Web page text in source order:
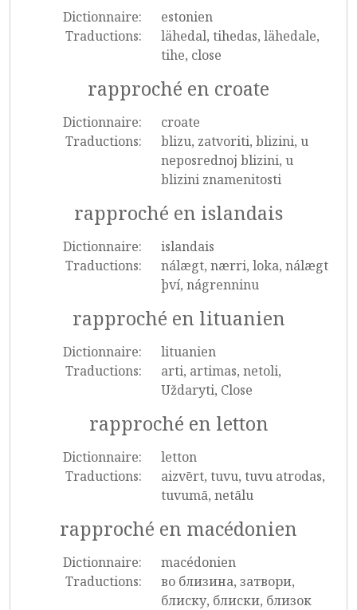
Dictionnaire:
estonien
Traductions:
lähedal, tihedas, lähedale,
tihe, close
rapproché en croate
Dictionnaire:
croate
Traductions:
blizu, zatvoriti, blizini, u
neposrednoj blizini, u
blizini znamenitosti
rapproché en islandais
Dictionnaire:
islandais
Traductions:
nálægt, nærri, loka, nálægt
því, nágrenninu
rapproché en lituanien
Dictionnaire:
lituanien
Traductions:
arti, artimas, netoli,
Uždaryti, Close
rapproché en letton
Dictionnaire:
letton
Traductions:
aizvērt, tuvu, tuvu atrodas,
tuvumā, netālu
rapproché en macédonien
Dictionnaire:
macédonien
Traductions:
во близина, затвори,
блиску, блиски, близок